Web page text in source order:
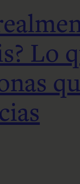
Lo